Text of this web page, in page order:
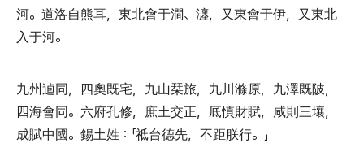
河。 道洛自熊耳， 東北會于澗、 瀍， 又東會于伊，
又東北
入于河。
九州逌同， 四奧既宅， 九山栞旅， 九川滌原， 九澤既陂，
四海會同。 六府孔修， 庶土交正， 厎慎財賦， 咸則三壤，
成賦中國。 錫土姓 ：「祗台德先， 不距朕行。」